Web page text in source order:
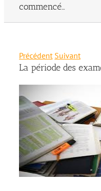
commencé…
Précédent Suivant
La période des
l'image
agrandie